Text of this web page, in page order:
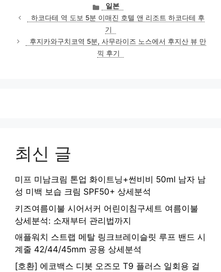
카
테
고
리
일본
하코다테 역 도보 5분 이매진 호텔 앤 리조트 하코다테 후
기
후지카와구치코역 5분, 사무라이즈 노스에서 후지산 뷰 만
끽 후기
최신 글
미프 미남크림 톤업 화이트닝+썬비비 50ml 남자 남
성 미백 보습 크림 SPF50+ 상세분석
키즈여름이불 시어서커 어린이침구세트 여름이불
상세분석: 소재부터 관리법까지
애플워치 스트랩 메탈 링크브레이슬릿 루프 밴드 시
계줄 42/44/45mm 공용 상세분석
[호환] 에코백스 디봇 오즈모 T9 플러스 일회용 걸